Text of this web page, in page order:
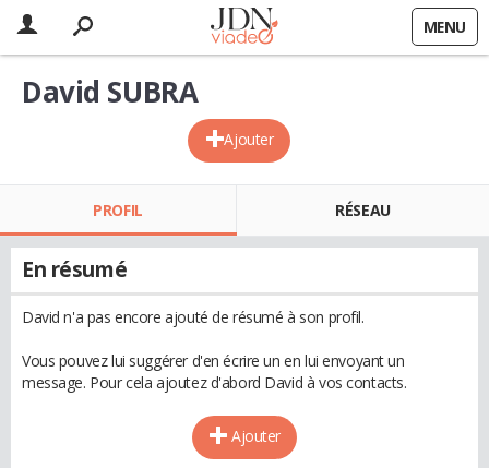
MENU
Ajouter
David SUBRA
PROFIL RÉSEAU
En résumé
David n'a pas encore ajouté de résumé à son profil.
Vous pouvez lui suggérer d'en écrire un en lui envoyant un
message. Pour cela ajoutez d'abord David à vos contacts.
Ajouter